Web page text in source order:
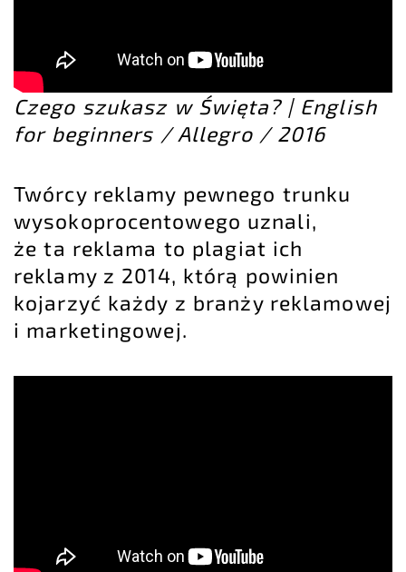
Czego szukasz w Święta? | English
for beginners / Allegro / 2016
Twórcy reklamy pewnego trunku
wysokoprocentowego uznali,
że ta reklama to plagiat ich
reklamy z 2014, którą powinien
kojarzyć każdy z branży reklamowej
i marketingowej.